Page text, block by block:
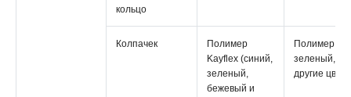
кольцо
Колпачек
Полимер
Kayflex (синий,
зеленый,
бежевый и
Полимер
зеленый,
другие